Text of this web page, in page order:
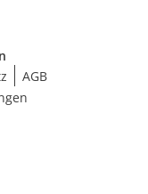
AGB